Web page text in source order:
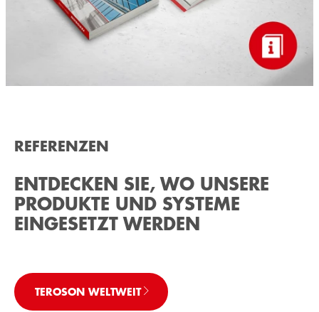
REFERENZEN
ENTDECKEN SIE, WO UNSERE
PRODUKTE UND SYSTEME
EINGESETZT WERDEN
TEROSON WELTWEIT